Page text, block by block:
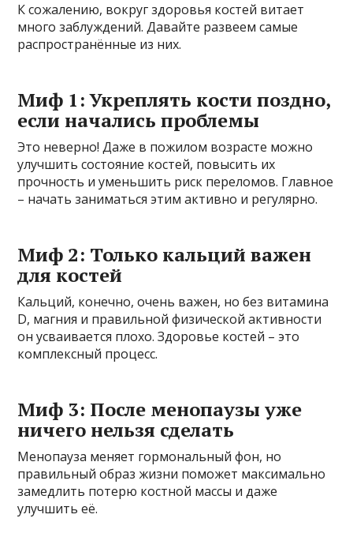
К сожалению, вокруг здоровья костей витает
много заблуждений. Давайте развеем самые
распространённые из них.
Миф 1: Укреплять кости поздно,
если начались проблемы
Это неверно! Даже в пожилом возрасте можно
улучшить состояние костей, повысить их
прочность и уменьшить риск переломов. Главное
– начать заниматься этим активно и регулярно.
Миф 2: Только кальций важен
для костей
Кальций, конечно, очень важен, но без витамина
D, магния и правильной физической активности
он усваивается плохо. Здоровье костей – это
комплексный процесс.
Миф 3: После менопаузы уже
ничего нельзя сделать
Менопауза меняет гормональный фон, но
правильный образ жизни поможет максимально
замедлить потерю костной массы и даже
улучшить её.